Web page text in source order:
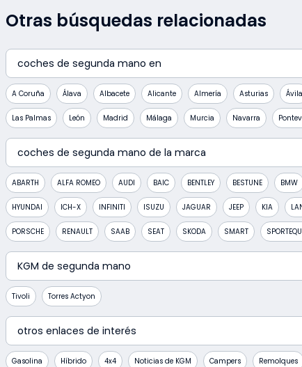
Otras búsquedas relacionadas
coches de segunda mano en
A Coruña Álava Albacete Alicante Almería Asturias Ávila
Las Palmas León Madrid Málaga Murcia Navarra
coches de segunda mano de la marca
ABARTH ALFA ROMEO AUDI BAIC BENTLEY BESTUNE BMW
HYUNDAI ICH-X INFINITI ISUZU JAGUAR JEEP KIA
PORSCHE RENAULT SAAB SEAT SKODA SMART
KGM de segunda mano
Tivoli Torres Actyon
otros enlaces de interés
Gasolina Híbrido 4x4 Noticias de KGM Campers Remolques